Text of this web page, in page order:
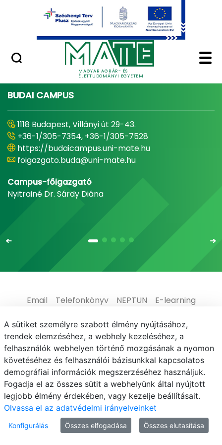
Ugrás a fő tartalomhoz
MAGYAR AGRÁR- ÉS
ÉLETTUDOMÁNYI EGYETEM
Minőségügy
Home - Magyar
BUDAI CAMPUS
1118 Budapest, Villányi út 29-43.
+36-1/305-7354, +36-1/305-7528
https://budaicampus.uni-mate.hu
foigazgato.buda@uni-mate.hu
Campus-főigazgató
Nyitrainé Dr. Sárdy Diána
Email Telefonkönyv NEPTUN
E-learning
Médiaközpont
Informatikai Igazgatóság
Adatvédelem
© MATE 2021
A sütiket személyre szabott élmény nyújtásához,
trendek elemzéséhez, a webhely kezeléséhez, a
felhasználók webhelyen történő mozgásának a nyomon
követéséhez és felhasználói bázisunkkal kapcsolatos
demográfiai információk megszerzéséhez használjuk.
Fogadja el az összes sütit a webhelyünk által nyújtott
legjobb élmény érdekében, vagy kezelje beállításait.
Olvassa el az adatvédelmi irányelveinket
Konfigurálás Összes elfogadása Összes elutasítása